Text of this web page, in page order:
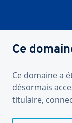
Ce
Ce domaine a
désormais
titulaire,